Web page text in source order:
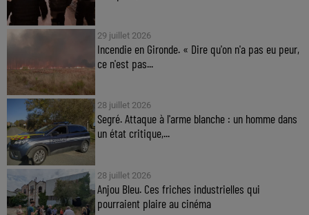
29 juillet 2026
Incendie en Gironde. « Dire qu'on n'a pas eu peur,
ce n'est pas...
28 juillet 2026
Segré. Attaque à l'arme blanche : un homme dans
un état critique,...
28 juillet 2026
Anjou Bleu. Ces friches industrielles qui
pourraient plaire au cinéma